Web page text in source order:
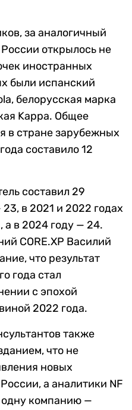
за аналогичный
открылось не
иностранных
были испанский
белорусская марка
Kappa. Общее
в стране зарубежных
составило 12
составил 29
в 2021 и 2022 годах
а в 2024 году — 24.
CORE.XP Василий
что результат
года стал
с эпохой
2022 года.
также
что не
новых
а аналитики NF
одну компанию —